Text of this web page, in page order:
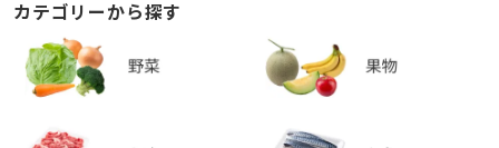
カテゴリーから探す